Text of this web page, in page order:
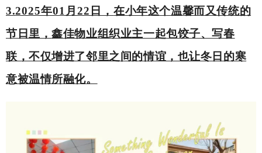
3.2025年01月22日，在小年这个温馨而又传统的
节日里，鑫佳物业组织业主一起包饺子、写春
联，不仅增进了邻里之间的情谊，也让冬日的寒
意被温情所融化。